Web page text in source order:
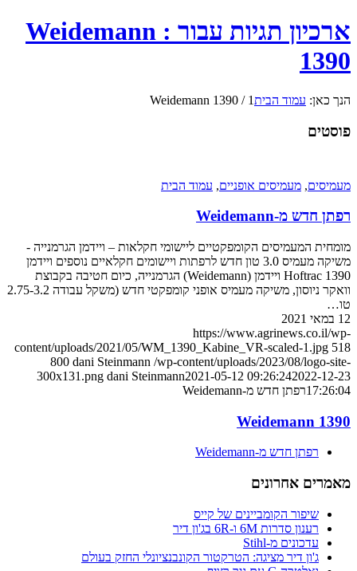
ארכיון תגיות עבור : Weidemann
1390
הנך כאן: עמוד הבית1
/
Weidemann 1390
פוסטים
מעמיסים, מעמיסים אופניים, עמוד הבית
רפתן חדש מ-Weidemann
מומחית המעמיסים הקומפקטיים ליישומי חקלאות – ויידמן הגרמנייה -
משיקה מעמיס 3.0 טון חדש לרפתות ויישומים חקלאיים נוספים ויידמן
Hoftrac 1390 ויידמן (Weidemann) הגרמנייה, כיום חטיבה בקבוצת
וואקר ניוסון, משיקה מעמיס אופני קומפקטי חדש (משקל עבודה 2.75-3.2
טו…
12 במאי 2021
https://www.agrinews.co.il/wp-
content/uploads/2021/05/WM_1390_Kabine_VR-scaled-1.jpg 518
800 dani Steinmann /wp-content/uploads/2023/08/logo-site-
300x131.png dani Steinmann2021-05-12 09:26:242022-12-23
17:26:04רפתן חדש מ-Weidemann
Weidemann 1390
רפתן חדש מ-Weidemann
מאמרים אחרונים
שיפור הקומביינים של קייס
רענון סדרות 6M ו-6R בג'ון דיר
עדכונים מ-Stihl
ג'ון דיר מציגה: הטרקטור הקונבנציונלי החזק בעולם